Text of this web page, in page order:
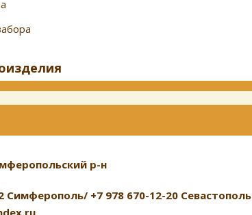
р-н
Симферополь/ +7 978 670-12-20 Севастополь